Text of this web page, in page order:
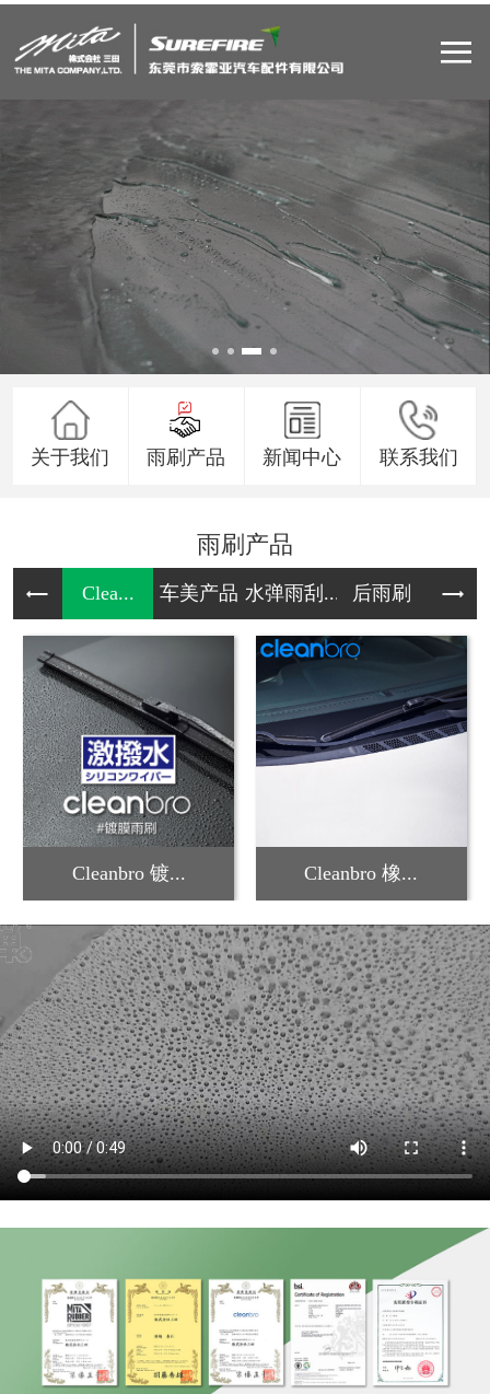
关于我们 雨刷产品 新闻中心 联系我们
雨刷产品
Clea... 车美产品 水弹雨刮... 后雨刷 雪
Cleanbro 镀... Cleanbro 橡...